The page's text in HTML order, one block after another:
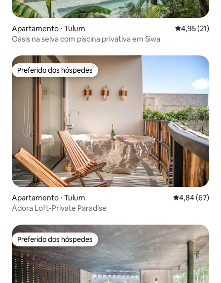
Apartamento ⋅ Tulum 4,95 de uma
4,95 (21)
Oásis na selva com piscina privativa em Siwa
Preferido dos hóspedes
Preferido dos hóspedes
Apartamento ⋅ Tulum 4,84 de uma
4,84 (67)
Adora Loft-Private Paradise
Preferido dos hóspedes
Preferido dos hóspedes